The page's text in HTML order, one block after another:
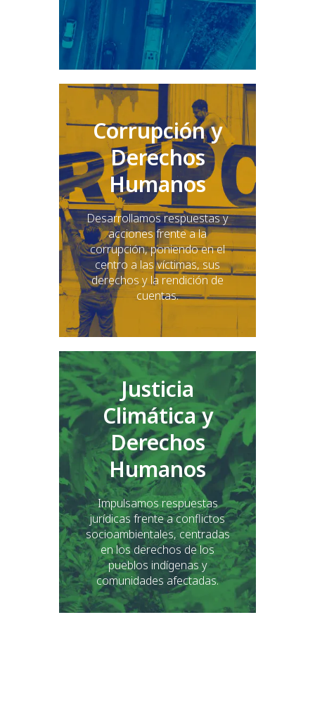
Corrupción y
Derechos
Humanos
Desarrollamos respuestas y
acciones frente a la
corrupción, poniendo en el
centro a las víctimas, sus
derechos y la rendición de
cuentas.
Justicia
Climática y
Derechos
Humanos
Impulsamos respuestas
jurídicas frente a conflictos
socioambientales, centradas
en los derechos de los
pueblos indígenas y
comunidades afectadas.